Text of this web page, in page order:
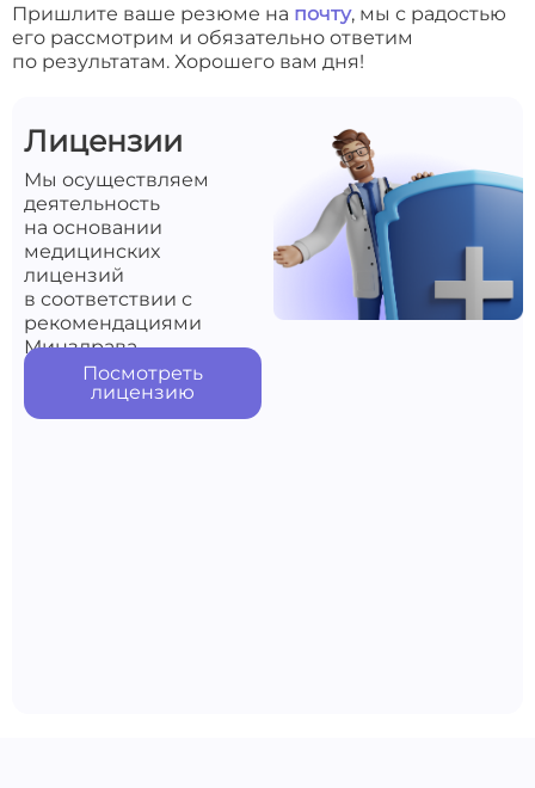
Пришлите ваше резюме на почту, мы с радостью
его рассмотрим и обязательно ответим
по результатам. Хорошего вам дня!
Лицензии
Мы осуществляем
деятельность
на основании
медицинских
лицензий
в соответствии с
рекомендациями
Минздрава
Посмотреть
лицензию